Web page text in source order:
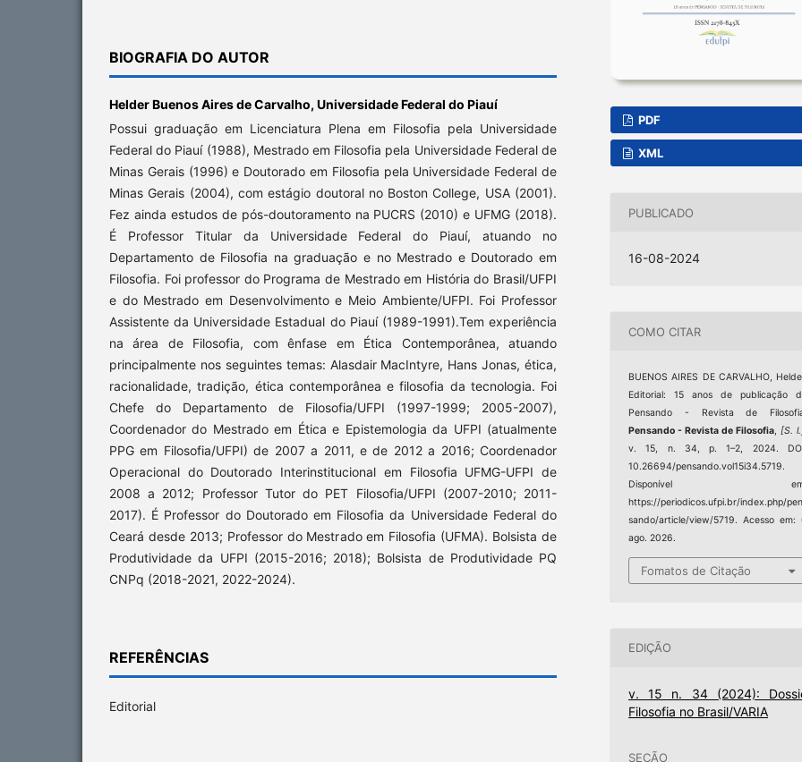
BIOGRAFIA DO AUTOR
Helder Buenos Aires de Carvalho, Universidade Federal do Piauí
Possui graduação em Licenciatura Plena em Filosofia pela Universidade
Federal do Piauí (1988), Mestrado em Filosofia pela Universidade Federal de
Minas Gerais (1996) e Doutorado em Filosofia pela Universidade Federal de
Minas Gerais (2004), com estágio doutoral no Boston College, USA (2001).
Fez ainda estudos de pós-doutoramento na PUCRS (2010) e UFMG (2018).
É Professor Titular da Universidade Federal do Piauí, atuando no
Departamento de Filosofia na graduação e no Mestrado e Doutorado em
Filosofia. Foi professor do Programa de Mestrado em História do Brasil/UFPI
e do Mestrado em Desenvolvimento e Meio Ambiente/UFPI. Foi Professor
Assistente da Universidade Estadual do Piauí (1989-1991).Tem experiência
na área de Filosofia, com ênfase em Ética Contemporânea, atuando
principalmente nos seguintes temas: Alasdair MacIntyre, Hans Jonas, ética,
racionalidade, tradição, ética contemporânea e filosofia da tecnologia. Foi
Chefe do Departamento de Filosofia/UFPI (1997-1999; 2005-2007),
Coordenador do Mestrado em Ética e Epistemologia da UFPI (atualmente
PPG em Filosofia/UFPI) de 2007 a 2011, e de 2012 a 2016; Coordenador
Operacional do Doutorado Interinstitucional em Filosofia UFMG-UFPI de
2008 a 2012; Professor Tutor do PET Filosofia/UFPI (2007-2010; 2011-
2017). É Professor do Doutorado em Filosofia da Universidade Federal do
Ceará desde 2013; Professor do Mestrado em Filosofia (UFMA). Bolsista de
Produtividade da UFPI (2015-2016; 2018); Bolsista de Produtividade PQ
CNPq (2018-2021, 2022-2024).
REFERÊNCIAS
Editorial
PDF
XML
PUBLICADO
16-08-2024
COMO CITAR
BUENOS AIRES DE CARVALHO,
Editorial: 15 anos de publicação
Pensando - Revista de
Pensando - Revista de Filosofia, [S.
v. 15, n. 34, p. 1–2, 2024.
10.26694/pensando.vol15i34.5719.
Disponível
https://periodicos.ufpi.br/index.php/pen
sando/article/view/5719. Acesso em:
ago. 2026.
Fomatos de Citação
EDIÇÃO
v. 15 n. 34 (2024):
Filosofia no Brasil/VARIA
SEÇÃO